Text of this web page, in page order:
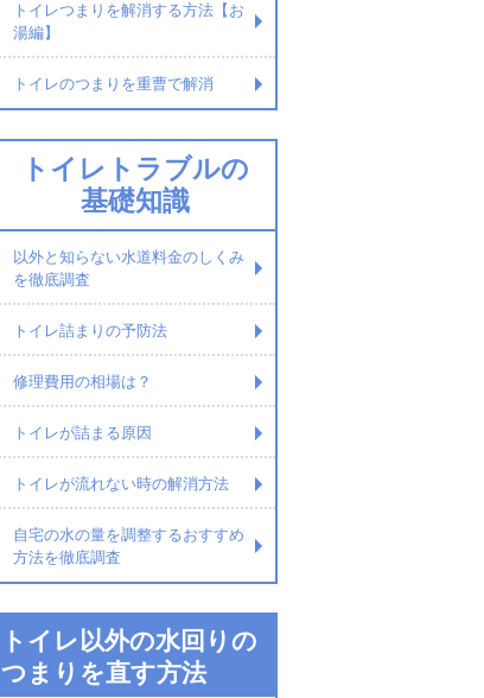
トイレつまりを解消する方法【お
湯編】
トイレのつまりを重曹で解消
トイレトラブルの
基礎知識
以外と知らない水道料金のしくみ
を徹底調査
トイレ詰まりの予防法
修理費用の相場は？
トイレが詰まる原因
トイレが流れない時の解消方法
自宅の水の量を調整するおすすめ
方法を徹底調査
トイレ以外の水回りの
つまりを直す方法